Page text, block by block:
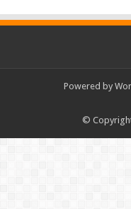
Powered by
©